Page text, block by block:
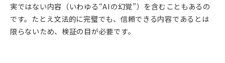
実ではない内容（いわゆる“AIの幻覚”）を含むこともあるの
です。たとえ文法的に完璧でも、信頼できる内容であるとは
限らないため、検証の目が必要です。